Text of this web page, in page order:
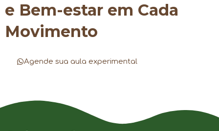
e Bem-estar em Cada
Movimento
Agende sua aula experimental